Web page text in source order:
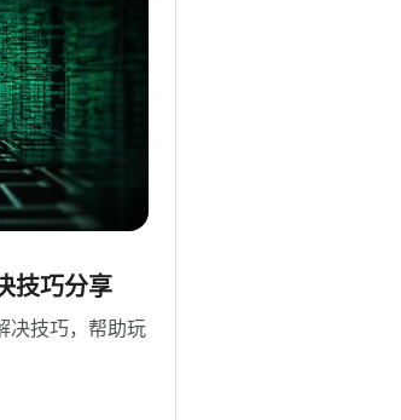
技巧分享
决技巧，帮助玩